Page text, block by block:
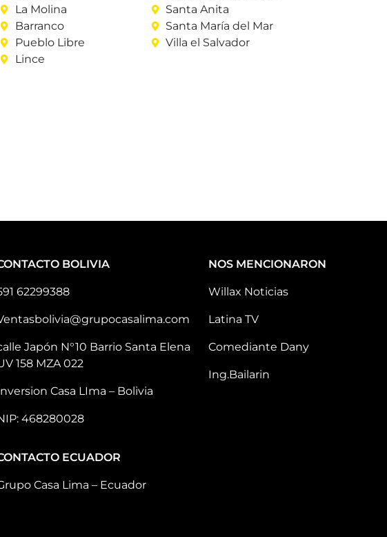
La Molina
Barranco
Pueblo Libre
Lince
Santa Anita
Santa María del Mar
Villa el Salvador
BOLIVIA
62299388
Japón N°10 Barrio Santa Elena
158 MZA 022
Casa LIma – Bolivia
468280028
ECUADOR
Casa Lima – Ecuador
NOS MENCIONARON
Willax Noticias
Latina TV
Comediante Dany
Ing.Bailarin